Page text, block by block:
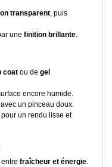
transparent, puis
une finition brillante.
coat ou de gel
encore humide.
un pinceau doux.
pour un rendu lisse et
fraîcheur et énergie.